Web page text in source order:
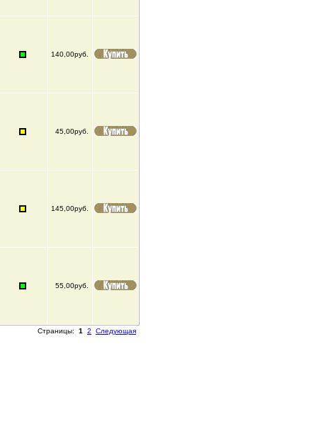
140,00руб.
45,00руб.
145,00руб.
55,00руб.
Страницы: 1 2 Следующая